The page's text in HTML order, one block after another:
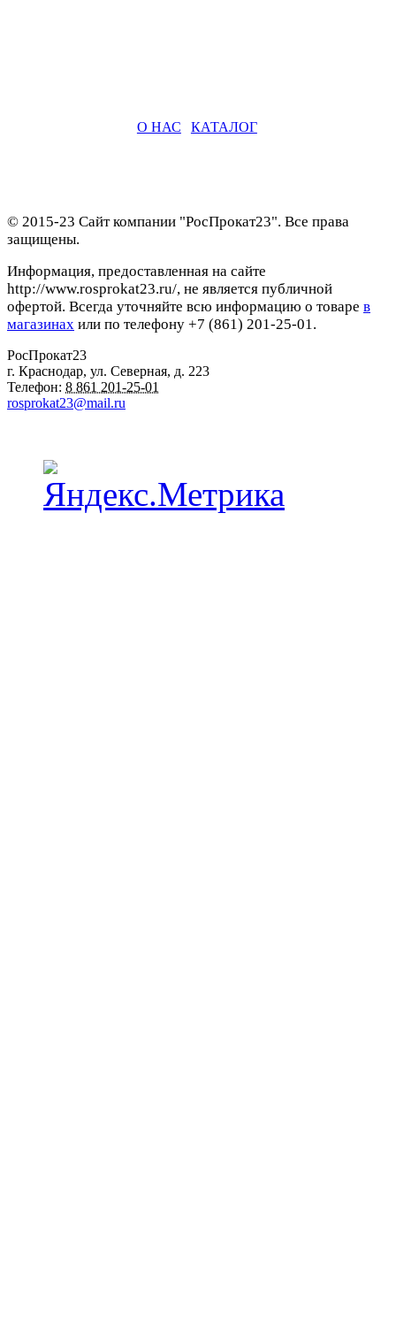
О НАС КАТАЛОГ
© 2015-23 Сайт компании "РосПрокат23". Все права
защищены.
Информация, предоставленная на сайте
http://www.rosprokat23.ru/, не является публичной
офертой. Всегда уточняйте всю информацию о товаре в
магазинах или по телефону +7 (861) 201-25-01.
РосПрокат23
г. Краснодар, ул. Северная, д. 223
Телефон: 8 861 201-25-01
rosprokat23@mail.ru